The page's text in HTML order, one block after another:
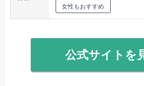
女性もおすすめ
公式サイトを